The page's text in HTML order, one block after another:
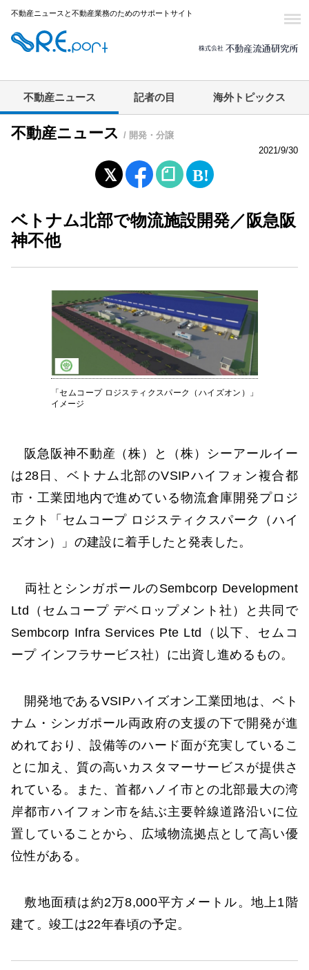
不動産ニュースと不動産業務のためのサポートサイト
不動産ニュース 記者の目 海外トピックス
不動産ニュース / 開発・分譲
2021/9/30
ベトナム北部で物流施設開発／阪急阪
神不他
「セムコープ ロジスティクスパーク（ハイズオン）」
イメージ
阪急阪神不動産（株）と（株）シーアールイー
は28日、ベトナム北部のVSIPハイフォン複合都
市・工業団地内で進めている物流倉庫開発プロジ
ェクト「セムコープ ロジスティクスパーク（ハイ
ズオン）」の建設に着手したと発表した。
両社とシンガポールのSembcorp Development
Ltd（セムコープ デベロップメント社）と共同で
Sembcorp Infra Services Pte Ltd（以下、セムコ
ープ インフラサービス社）に出資し進めるもの。
開発地であるVSIPハイズオン工業団地は、ベト
ナム・シンガポール両政府の支援の下で開発が進
めれており、設備等のハード面が充実しているこ
とに加え、質の高いカスタマーサービスが提供さ
れている。また、首都ハノイ市との北部最大の湾
岸都市ハイフォン市を結ぶ主要幹線道路沿いに位
置していることから、広域物流拠点として高い優
位性がある。
敷地面積は約2万8,000平方メートル。地上1階
建て。竣工は22年春頃の予定。